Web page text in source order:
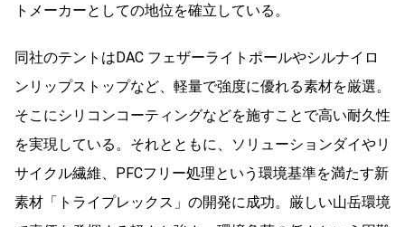
トメーカーとしての地位を確立している。
同社のテントはDAC フェザーライトポールやシルナイロ
ンリップストップなど、軽量で強度に優れる素材を厳選。
そこにシリコンコーティングなどを施すことで高い耐久性
を実現している。それとともに、ソリューションダイやリ
サイクル繊維、PFCフリー処理という環境基準を満たす新
素材「トライプレックス」の開発に成功。厳しい山岳環境